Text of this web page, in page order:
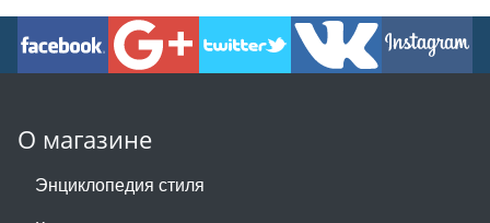
О магазине
Энциклопедия стиля